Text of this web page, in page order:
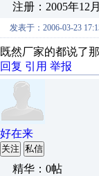
注册：2005年12
发表于：2006-03-23
既然厂家的都说了
回复 引用 举报
好在来
关注 私信
精华：0帖